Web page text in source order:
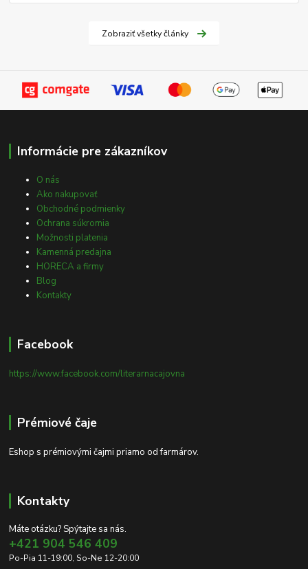
Zobraziť všetky články
Informácie pre zákazníkov
O nás
Ako nakupovať
Obchodné podmienky
Ochrana súkromia
Možnosti platenia
Kamenná predajna
HORECA a firmy
Blog
Kontakty
Facebook
https://www.facebook.com/literarnacajovna
Prémiové čaje
Eshop s prémiovými čajmi priamo od farmárov.
Kontakty
Máte otázku? Spýtajte sa nás.
+421 904 546 409
Po-Pia 11-19:00, So-Ne 12-20:00